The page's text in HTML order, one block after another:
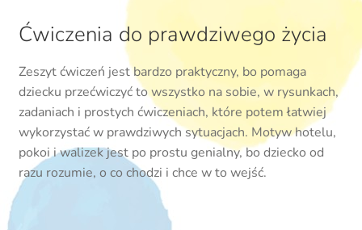
Ćwiczenia do prawdziwego życia
Zeszyt ćwiczeń jest bardzo praktyczny, bo pomaga
dziecku przećwiczyć to wszystko na sobie, w rysunkach,
zadaniach i prostych ćwiczeniach, które potem łatwiej
wykorzystać w prawdziwych sytuacjach. Motyw hotelu,
pokoi i walizek jest po prostu genialny, bo dziecko od
razu rozumie, o co chodzi i chce w to wejść.